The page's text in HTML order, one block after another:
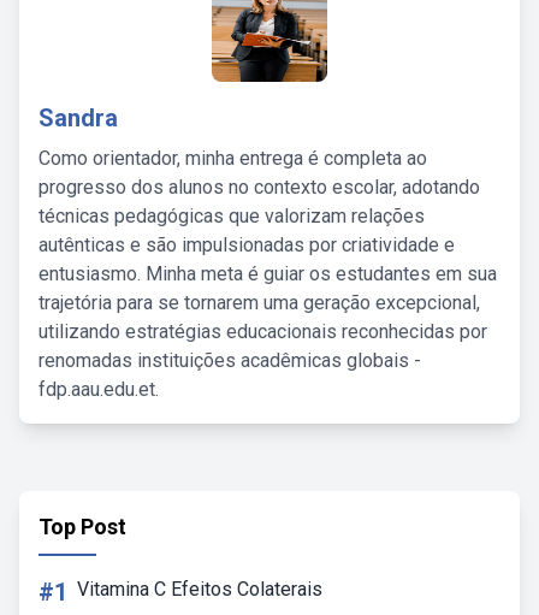
Sandra
Como orientador, minha entrega é completa ao
progresso dos alunos no contexto escolar, adotando
técnicas pedagógicas que valorizam relações
autênticas e são impulsionadas por criatividade e
entusiasmo. Minha meta é guiar os estudantes em sua
trajetória para se tornarem uma geração excepcional,
utilizando estratégias educacionais reconhecidas por
renomadas instituições acadêmicas globais -
fdp.aau.edu.et.
Top Post
#1 Vitamina C Efeitos Colaterais